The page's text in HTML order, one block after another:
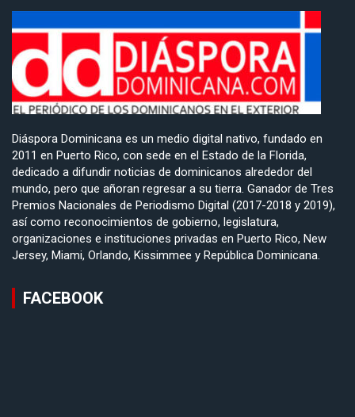
Diáspora Dominicana es un medio digital nativo, fundado en
2011 en Puerto Rico, con sede en el Estado de la Florida,
dedicado a difundir noticias de dominicanos alrededor del
mundo, pero que añoran regresar a su tierra. Ganador de Tres
Premios Nacionales de Periodismo Digital (2017-2018 y 2019),
así como reconocimientos de gobierno, legislatura,
organizaciones e instituciones privadas en Puerto Rico, New
Jersey, Miami, Orlando, Kissimmee y República Dominicana.
FACEBOOK